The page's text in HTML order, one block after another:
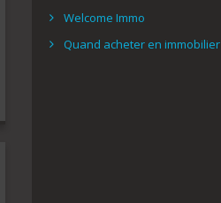
Welcome Immo
Quand acheter en immobilier